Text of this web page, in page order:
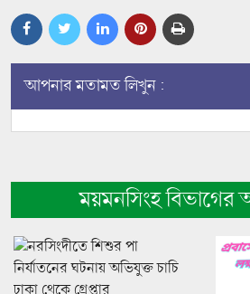
আপনার মতামত লিখুন :
ময়মনসিংহ